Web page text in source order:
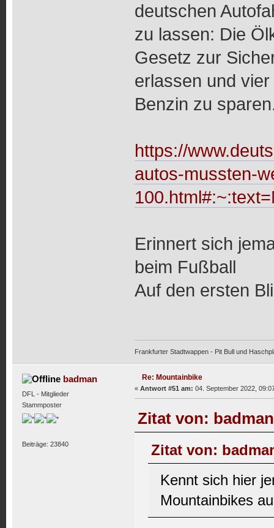
deutschen
zu lassen: Die
Gesetz zur
erlassen und
Benzin zu
https://
autos-mussten-
Erinnert sich
beim Fußball
Auf den ersten
Frankfurter Stadtwappen - Pit Bull und
badman
DFL - Mitglieder
Stammposter
Beiträge: 23840
Re: Mountainbike
« Antwort #51 am: 04. September 2022,
Zitat von:
Zitat von:
Kennt sich hier
Mountainbikes